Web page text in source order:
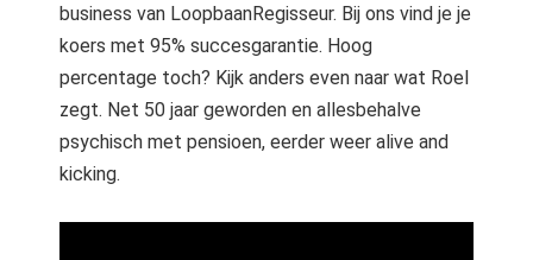
business van LoopbaanRegisseur. Bij ons vind je je
koers met 95% succesgarantie. Hoog
percentage toch? Kijk anders even naar wat Roel
zegt. Net 50 jaar geworden en allesbehalve
psychisch met pensioen, eerder weer alive and
kicking.